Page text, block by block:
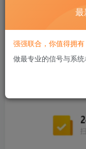
合
名排名！参与填写的
一、成绩收集表
扫码或点击填写初
最
强强联合，你值得拥有
做最专业的信号与系统